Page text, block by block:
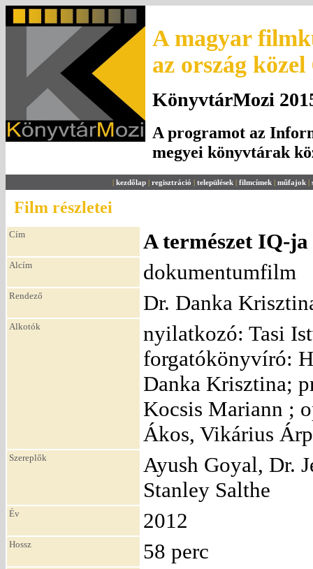
A magyar
az ország
KönyvtárMozi
A programot az
megyei könyvtárak
| kezdőlap | regisztráció | települések | filmcímek | műfajok |
Film részletei
Cím A természet IQ-ja
Alcím dokumentumfilm
Rendező Dr. Danka
Alkotók
nyilatkozó: Tasi
forgatókönyvíró:
Danka Krisztina;
Kocsis Mariann ;
Ákos, Vikárius
Szereplők
Ayush Goyal, Dr.
Stanley Salthe
Év 2012
Hossz 58 perc